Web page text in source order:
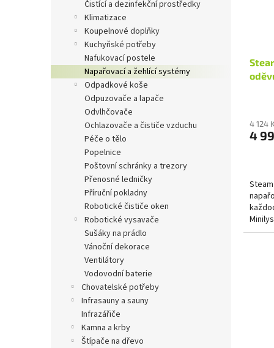
čistící a dezinfekční prostředky
klimatizace
koupelnové doplňky
kuchyňské potřeby
nafukovací postele
napařovací a žehlící systémy
odpadkové koše
odpuzovače a lapače
odvlhčovače
ochlazovače a čističe vzduchu
péče o tělo
popelnice
poštovní schránky a trezory
přenosné ledničky
příruční pokladny
robotické čističe oken
robotické vysavače
sušáky na prádlo
vánoční dekorace
ventilátory
vodovodní baterie
chovatelské potřeby
infrasauny a sauny
infrazářiče
kamna a krby
štípače na dřevo
4 124
4